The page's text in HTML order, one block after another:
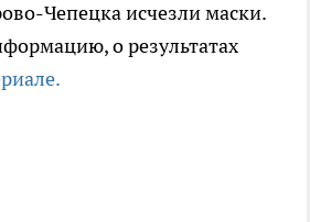
Чепецка исчезли маски.
о результатах